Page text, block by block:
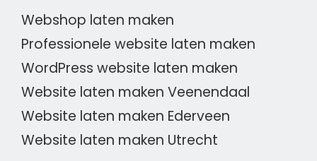
Webshop laten maken
Professionele website laten maken
WordPress website laten maken
Website laten maken Veenendaal
Website laten maken Ederveen
Website laten maken Utrecht